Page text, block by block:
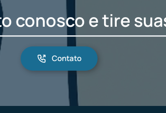
conosco e tire
Contato